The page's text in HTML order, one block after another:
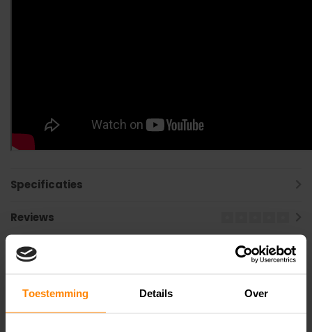
Toestemming Details Over
Specificaties
Reviews
Gerelateerde producten